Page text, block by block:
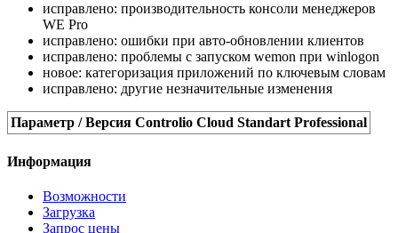
исправлено: производительность консоли менеджеров
WE Pro
исправлено: ошибки при авто-обновлении клиентов
исправлено: проблемы с запуском wemon при winlogon
новое: категоризация приложений по ключевым словам
исправлено: другие незначительные изменения
Параметр / Версия Controlio Cloud Standart Professional
Информация
Возможности
Загрузка
Запрос цены